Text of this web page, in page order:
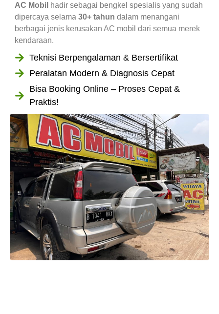
AC Mobil hadir sebagai bengkel spesialis yang sudah
dipercaya selama 30+ tahun dalam menangani
berbagai jenis kerusakan AC mobil dari semua merek
kendaraan.
Teknisi Berpengalaman & Bersertifikat
Peralatan Modern & Diagnosis Cepat
Bisa Booking Online – Proses Cepat &
Praktis!